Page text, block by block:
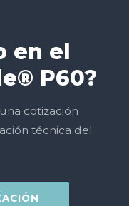
en el
P60?
cotización
técnica del